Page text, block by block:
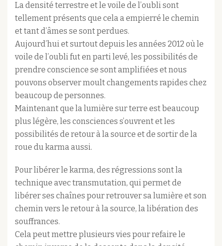
La densité terrestre et le voile de l’oubli sont
tellement présents que cela a empierré le chemin
et tant d’âmes se sont perdues.
Aujourd’hui et surtout depuis les années 2012 où le
voile de l’oubli fut en parti levé, les possibilités de
prendre conscience se sont amplifiées et nous
pouvons observer moult changements rapides chez
beaucoup de personnes.
Maintenant que la lumière sur terre est beaucoup
plus légère, les consciences s’ouvrent et les
possibilités de retour à la source et de sortir de la
roue du karma aussi.
Pour libérer le karma, des régressions sont la
technique avec transmutation, qui permet de
libérer ses chaînes pour retrouver sa lumière et son
chemin vers le retour à la source, la libération des
souffrances.
Cela peut mettre plusieurs vies pour refaire le